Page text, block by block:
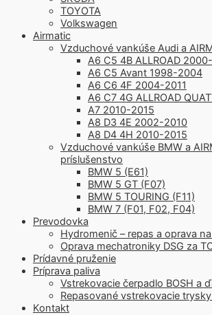
TOYOTA
Volkswagen
Airmatic
Vzduchové vankúše Audi a
A6 C5 4B ALLROAD
A6 C5 Avant 1998-2004
A6 C6 4F 2004-2011
A6 C7 4G ALLROAD
A7 2010-2015
A8 D3 4E 2002-2010
A8 D4 4H 2010-2015
Vzduchové vankúše BMW a
príslušenstvo
BMW 5 (E61)
BMW 5 GT (F07)
BMW 5 TOURING (F11)
BMW 7 (F01, F02, F04)
Prevodovka
Hydromenič – repas a oprava
Oprava mechatroniky DSG za
Prídavné pruženie
Príprava paliva
Vstrekovacie čerpadlo BOSH a
Repasované vstrekovacie
Kontakt